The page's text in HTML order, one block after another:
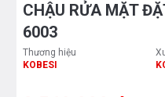
CHẬU RỬA MẶT
6003
Thương hiệu
KOBESI